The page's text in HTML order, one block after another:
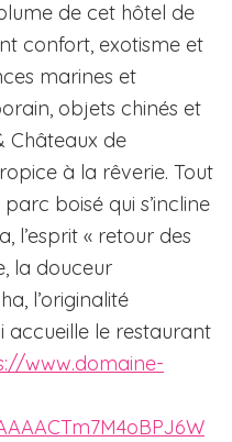
de cet hôtel de
confort, exotisme et
marines et
objets chinés et
Châteaux de
à la rêverie. Tout
boisé qui s’incline
l’esprit « retour des
la douceur
l’originalité
accueille le restaurant
www.domaine-